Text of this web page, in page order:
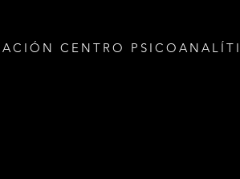
CENTRO